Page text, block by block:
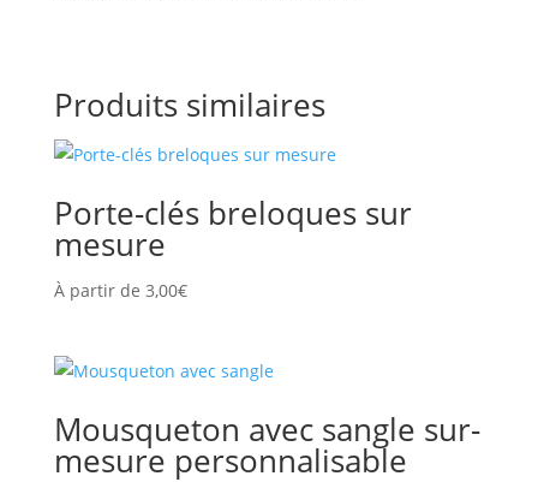
Produits similaires
Porte-clés breloques sur
mesure
À partir de 3,00€
Mousqueton avec sangle sur-
mesure personnalisable